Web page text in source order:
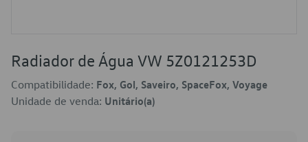
Radiador de Água VW 5Z0121253D
Compatibilidade: Fox, Gol, Saveiro, SpaceFox, Voyage
Unidade de venda: Unitário(a)